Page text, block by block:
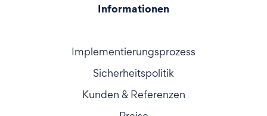
Informationen
Implementierungsprozess
Sicherheitspolitik
Kunden & Referenzen